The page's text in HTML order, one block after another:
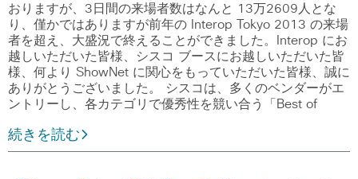
おりますが、3日間の来場者数はなんと 13万2609人とな
り、僅かではありますが前年の Interop Tokyo 2013 の来場
者を超え、大盛況で終えることができました。Interop にお
越しいただいた皆様、シスコ ブースにお越しいただいた皆
様、何より ShowNet に関心をもっていただいた皆様、誠に
ありがとうございました。 シスコは、多くのベンダーがエ
ントリーし、各カテゴリで優秀性を競い合う「Best of
続きを読む